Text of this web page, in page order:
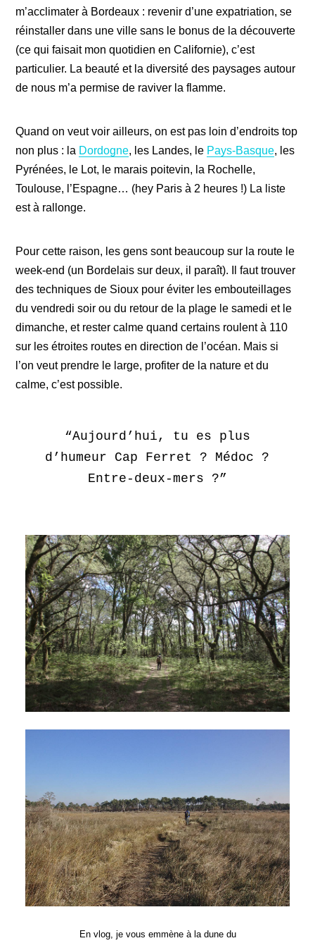
m’acclimater à Bordeaux : revenir d’une expatriation, se
réinstaller dans une ville sans le bonus de la découverte
(ce qui faisait mon quotidien en Californie), c’est
particulier. La beauté et la diversité des paysages autour
de nous m’a permise de raviver la flamme.
Quand on veut voir ailleurs, on est pas loin d’endroits top
non plus : la Dordogne, les Landes, le Pays-Basque, les
Pyrénées, le Lot, le marais poitevin, la Rochelle,
Toulouse, l’Espagne… (hey Paris à 2 heures !) La liste
est à rallonge.
Pour cette raison, les gens sont beaucoup sur la route le
week-end (un Bordelais sur deux, il paraît). Il faut trouver
des techniques de Sioux pour éviter les embouteillages
du vendredi soir ou du retour de la plage le samedi et le
dimanche, et rester calme quand certains roulent à 110
sur les étroites routes en direction de l’océan. Mais si
l’on veut prendre le large, profiter de la nature et du
calme, c’est possible.
“Aujourd’hui, tu es plus
d’humeur Cap Ferret ? Médoc ?
Entre-deux-mers ?”
En vlog, je vous emmène à la dune du